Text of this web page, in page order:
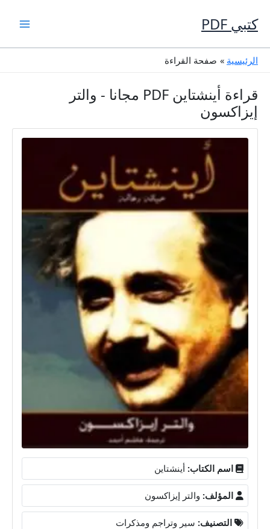
إلى
المحتوى
كتبي PDF
الرئيسية صفحة القراءة
قراءة أينشتاين PDF مجانا - والتر
إيزاكسون
اسم الكتاب: أينشتاين
المؤلف: والتر إيزاكسون
التصنيف: سير وتراجم ومذكرات